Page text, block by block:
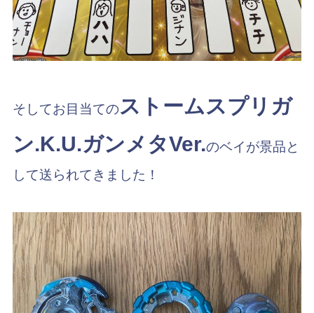
そしてお目当てのストームスプリガ
ン.K.U.ガンメタVer.のベイが景品と
して送られてきました！